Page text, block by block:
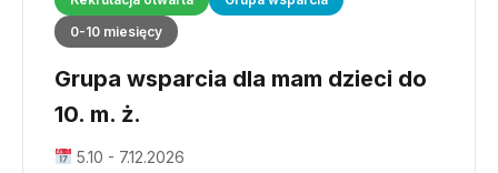
0-10 miesięcy
Grupa wsparcia dla mam dzieci do
10. m. ż.
5.10 - 7.12.2026